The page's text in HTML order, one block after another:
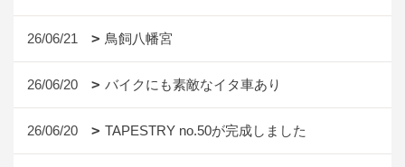
26/06/21 鳥飼八幡宮
26/06/20 バイクにも素敵なイタ車あり
26/06/20 TAPESTRY no.50が完成しました